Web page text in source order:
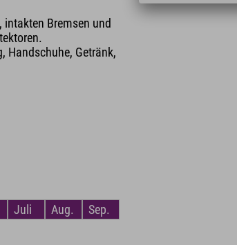
Bremsen und
Handschuhe, Getränk,
Juli Aug.
Sep.